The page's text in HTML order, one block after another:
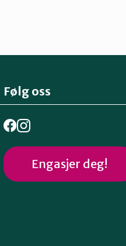
Følg oss
Engasjer deg!